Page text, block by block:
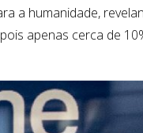
a humanidade,
apenas cerca de